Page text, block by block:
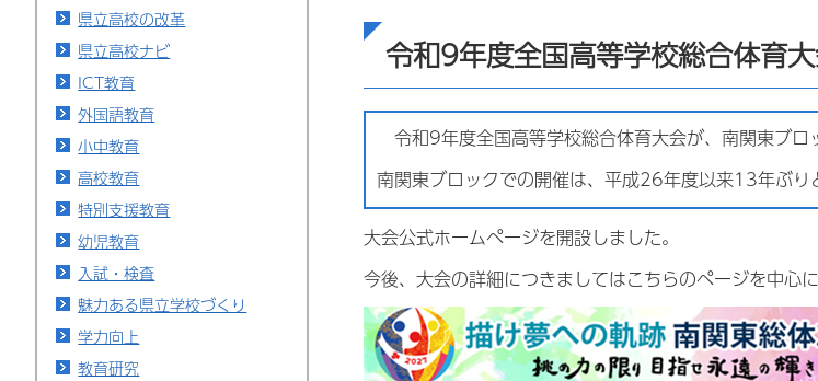
県立高校の改革
県立高校ナビ
ICT教育
外国語教育
小中教育
高校教育
特別支援教育
幼児教育
入試・検査
魅力ある県立学校づくり
学力向上
教育研究
令和9年度全国高等学校総合体育
令和9年度全国高等学校総合体育大会が、南関東ブロ
南関東ブロックでの開催は、平成26年度以来13年ぶり
大会公式ホームページを開設しました。
今後、大会の詳細につきましてはこちらのページを中心